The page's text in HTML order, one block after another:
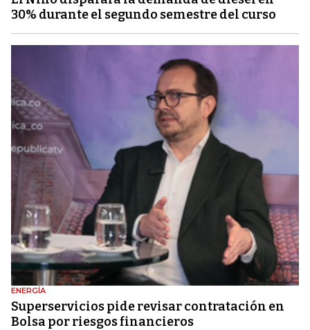
30% durante el segundo semestre del curso
ENERGÍA
Superservicios pide revisar contratación en
Bolsa por riesgos financieros